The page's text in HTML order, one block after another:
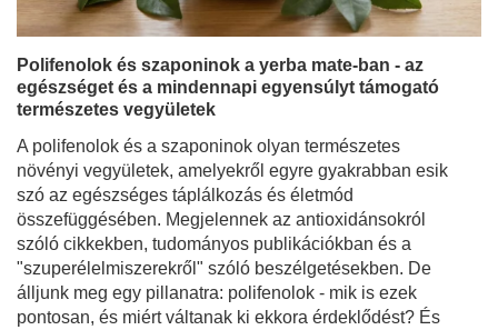
Polifenolok és szaponinok a yerba mate-ban - az
egészséget és a mindennapi egyensúlyt támogató
természetes vegyületek
A polifenolok és a szaponinok olyan természetes
növényi vegyületek, amelyekről egyre gyakrabban esik
szó az egészséges táplálkozás és életmód
összefüggésében. Megjelennek az antioxidánsokról
szóló cikkekben, tudományos publikációkban és a
"szuperélelmiszerekről" szóló beszélgetésekben. De
álljunk meg egy pillanatra: polifenolok - mik is ezek
pontosan, és miért váltanak ki ekkora érdeklődést? És